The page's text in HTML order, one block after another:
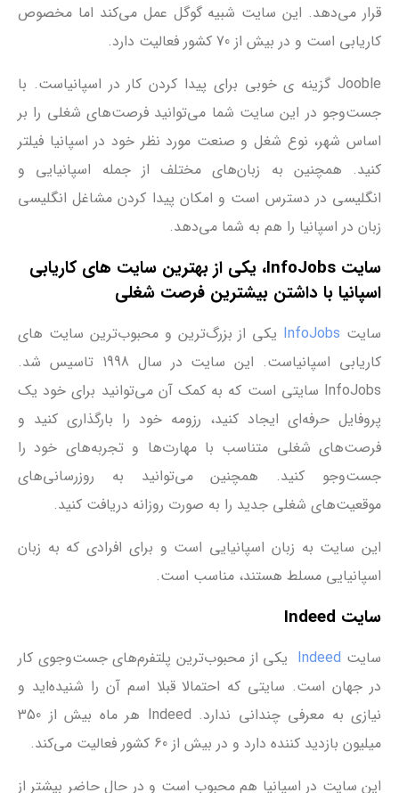
قرار می‌دهد. این سایت شبیه گوگل عمل می‌کند اما مخصوص
کاریابی است و در بیش از 70 کشور فعالیت دارد.
Jooble گزینه ‌ی خوبی برای پیدا کردن کار در اسپانیاست. با
جست‌وجو در این سایت شما می‌توانید فرصت‌های شغلی را بر
اساس شهر، نوع شغل و صنعت مورد نظر خود در اسپانیا فیلتر
کنید. همچنین به زبان‌های مختلف از جمله اسپانیایی و
انگلیسی در دسترس است و امکان پیدا کردن مشاغل انگلیسی
زبان در اسپانیا را هم به شما می‌دهد.
سایت InfoJobs، یکی از بهترین سایت‌ های کاریابی
اسپانیا با داشتن بیشترین فرصت شغلی
سایت InfoJobs یکی از بزرگ‌ترین و محبوب‌ترین سایت ‌های
کاریابی اسپانیاست. این سایت در سال 1998 تاسیس شد.
InfoJobs سایتی است که به کمک آن می‌توانید برای خود یک
پروفایل حرفه‌ای ایجاد کنید، رزومه خود را بارگذاری کنید و
فرصت‌های شغلی متناسب با مهارت‌ها و تجربه‌های خود را
جست‌وجو کنید. همچنین می‌توانید به روزرسانی‌های
موقعیت‌های شغلی جدید را به صورت روزانه دریافت کنید.
این سایت به زبان اسپانیایی است و برای افرادی که به زبان
اسپانیایی مسلط هستند، مناسب است.
سایت Indeed
سایت Indeed یکی از محبوب‌ترین پلتفرم‌های جست‌وجوی کار
در جهان است. سایتی که احتمالا قبلا اسم آن را شنیده‌اید و
نیازی به معرفی چندانی ندارد. Indeed هر ماه بیش از 350
میلیون بازدید کننده دارد و در بیش از 60 کشور فعالیت می‌کند.
این سایت در اسپانیا هم محبوب است و در حال حاضر بیشتر از